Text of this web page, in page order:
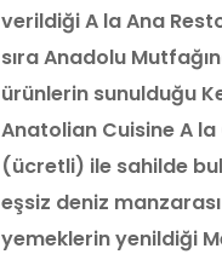
verildiği A la Ana
sıra Anadolu
ürünlerin sunulduğu
Anatolian Cuisine A
(ücretli) ile sahilde
eşsiz deniz
yemeklerin yenildiği